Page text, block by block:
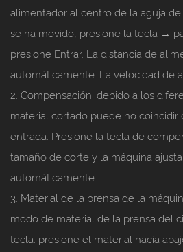
alimentador al centro de la aguja de
se ha movido, presione la tecla →
presione Entrar. La distancia de
automáticamente. La velocidad de
2. Compensación: debido a los
material cortado puede no coincidir
entrada. Presione la tecla de
tamaño de corte y la máquina
automáticamente.
3. Material de la prensa de la
modo de material de la prensa del
tecla: presione el material hacia